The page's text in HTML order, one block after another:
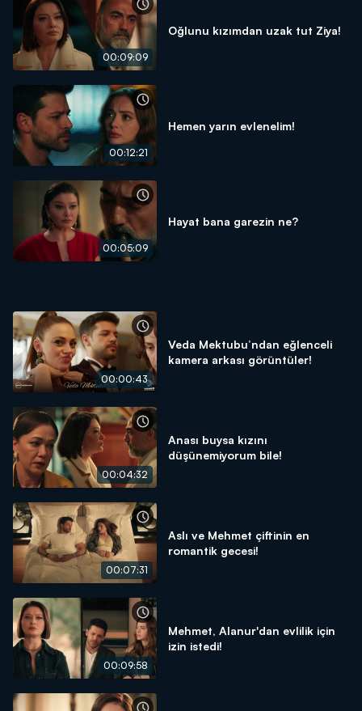
00:09:09
Oğlunu kızımdan uzak tut Ziya!
00:12:21
Hemen yarın evlenelim!
00:05:09
Hayat bana garezin ne?
00:00:43
Veda Mektubu’ndan eğlenceli
kamera arkası görüntüler!
00:04:32
Anası buysa kızını
düşünemiyorum bile!
00:07:31
Aslı ve Mehmet çiftinin en
romantik gecesi!
00:09:58
Mehmet, Alanur'dan evlilik için
izin istedi!